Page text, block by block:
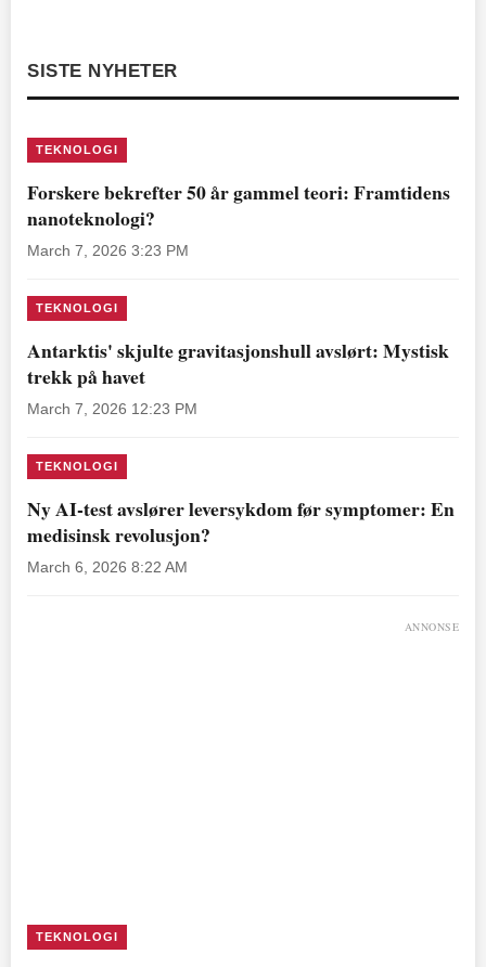
SISTE NYHETER
TEKNOLOGI
Forskere bekrefter 50 år gammel teori: Framtidens
nanoteknologi?
March 7, 2026 3:23 PM
TEKNOLOGI
Antarktis' skjulte gravitasjonshull avslørt: Mystisk
trekk på havet
March 7, 2026 12:23 PM
TEKNOLOGI
Ny AI-test avslører leversykdom før symptomer: En
medisinsk revolusjon?
March 6, 2026 8:22 AM
ANNONSE
TEKNOLOGI